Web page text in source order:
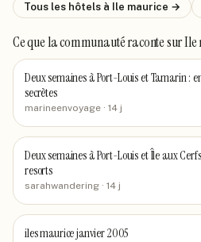
Tous les hôtels à Ile maurice →
Ce que la communauté racontesur Ile
Deux semaines à Port-Louis et Tamarin :
secrètes
marineenvoyage · 14 j
Deux semaines à Port-Louis et Île aux
resorts
sarahwandering · 14 j
iles maurice janvier 2005